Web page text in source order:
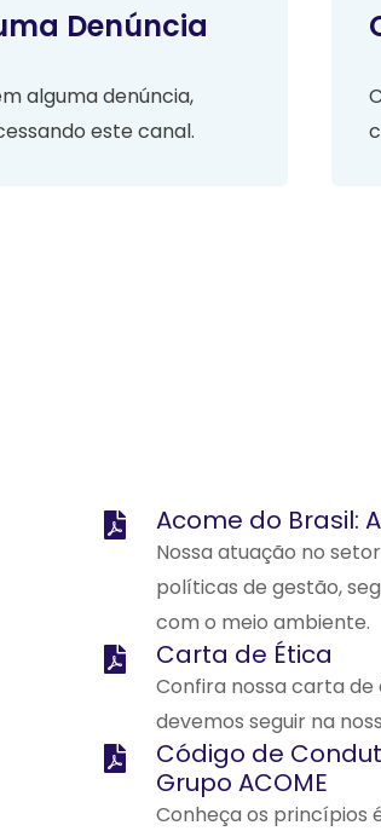
Denúncia
alguma denúncia,
este canal.
Acome do Brasil:
Nossa atuação no
políticas de gestão,
com o meio ambiente.
Carta de Ética
Confira nossa carta
devemos seguir na
Código de
Grupo ACOME
Conheça os princípios